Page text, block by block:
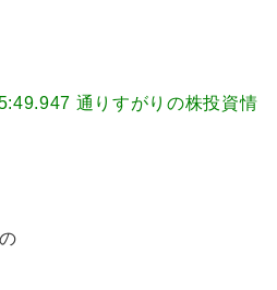
通りすがりの株投資情